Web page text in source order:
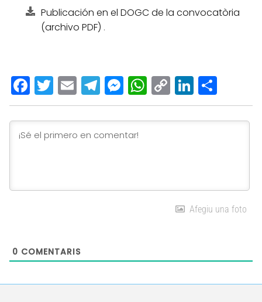
Publicación en el DOGC de la convocatòria
(archivo PDF) .
Facebook
Twitter
EmailTelegram
Messenger
WhatsApp
Copy
Link
Afegiu una foto
0 COMENTARIS